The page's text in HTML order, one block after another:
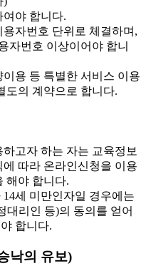
여야 합니다.
자번호 단위로 체결하며,
자번호 이상이어야 합니
용 등 특별한 서비스 이용
도의 계약으로 합니다.
고자 하는 자는 교육정보
따라 온라인신청을 이용
해야 합니다.
세 미만인자일 경우에는
대리인 등)의 동의를 얻어
합니다.
낙의 유보)